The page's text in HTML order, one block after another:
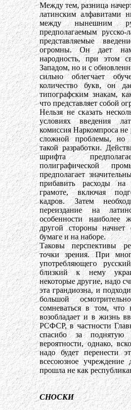
Между тем, разница
латинским алфавитами
между нынешним
предполагаемым
представляемые
огромны. Он дает
народность, при этом
Западом, но и с
сильно облегчает
количество букв, он
типографским знакам,
что представляет собой
Нельзя не сказать
условиях введения
комиссия Наркомпроса не
сложной проблемы, но
такой разработки.
шрифта
полиграфической
предполагает
прибавить расходы на
грамоте, включая
кадров. Затем
переиздание на
особенности наиболее
другой стороны начнет
бумаге и на наборе.
Таковы перспективы
точки зрения. При
употребляющего
близкий к нему
некоторые другие, надо
эта грандиозна, и
большой
сомневаться в том, что
возобладает и в жизнь
РСФСР, в частности
спасибо за
вероятности, однако,
надо будет перенести
всесоюзное
прошла не как
СНОСКИ